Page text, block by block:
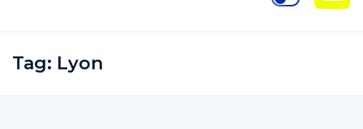
Tag: Lyon